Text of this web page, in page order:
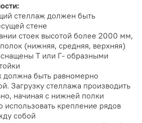
стеллаж должен быть
стене
стоек высотой более 2000 мм,
(нижняя, средняя, верхняя)
Т или Г- образными
должна быть равномерно
Загрузку стеллажа производить
начиная с нижней полки
использовать крепление рядов
собой